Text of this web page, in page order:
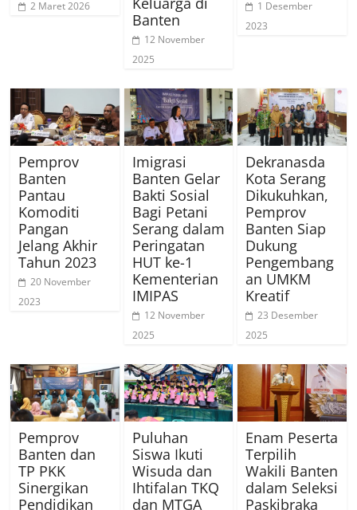
2 Maret 2026
Banten
12 November
2025
1 Desember
2023
Pemprov
Banten
Pantau
Komoditi
Pangan
Jelang Akhir
Tahun 2023
20 November
2023
Imigrasi
Banten Gelar
Bakti Sosial
Bagi Petani
Serang dalam
Peringatan
HUT ke-1
Kementerian
IMIPAS
12 November
2025
Dekranasda
Kota Serang
Dikukuhkan,
Pemprov
Banten Siap
Dukung
Pengembang
an UMKM
Kreatif
23 Desember
2025
Pemprov
Banten dan
TP PKK
Sinergikan
Pendidikan
Puluhan
Siswa Ikuti
Wisuda dan
Ihtifalan TKQ
dan MTGA
Enam Peserta
Terpilih
Wakili Banten
dalam Seleksi
Paskibraka